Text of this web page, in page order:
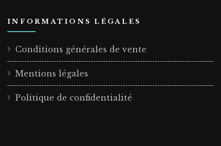
INFORMATIONS LÉGALES
Conditions générales de vente
Mentions légales
Politique de confidentialité